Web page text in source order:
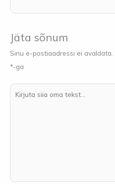
Jäta sõnum
Sinu e-postiaadressi ei avaldata.
*-ga
Kirjuta
siia